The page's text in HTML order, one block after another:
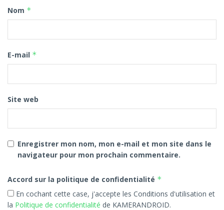
Nom *
E-mail *
Site web
Enregistrer mon nom, mon e-mail et mon site dans le
navigateur pour mon prochain commentaire.
Accord sur la politique de confidentialité *
En cochant cette case, j'accepte les Conditions d'utilisation et
la Politique de confidentialité de KAMERANDROID.